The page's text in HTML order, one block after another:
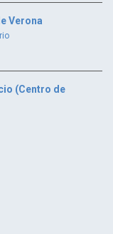
Verona
(Centro de